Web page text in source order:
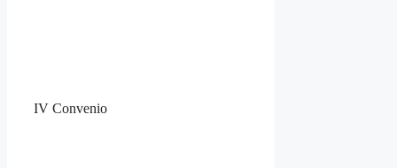
IV Convenio